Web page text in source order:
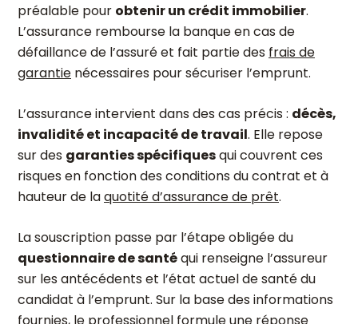
préalable pour obtenir un crédit immobilier.
L’assurance rembourse la banque en cas de
défaillance de l’assuré et fait partie des frais de
garantie nécessaires pour sécuriser l’emprunt.
L’assurance intervient dans des cas précis : décès,
invalidité et incapacité de travail. Elle repose
sur des garanties spécifiquesqui couvrent ces
risques en fonction des conditions du contrat et à
hauteur de laquotité d’assurance de prêt.
La souscription passe par l’étape obligée du
questionnaire de santéqui renseigne l’assureur
sur les antécédents et l’état actuel de santé du
candidat à l’emprunt. Sur la base des informations